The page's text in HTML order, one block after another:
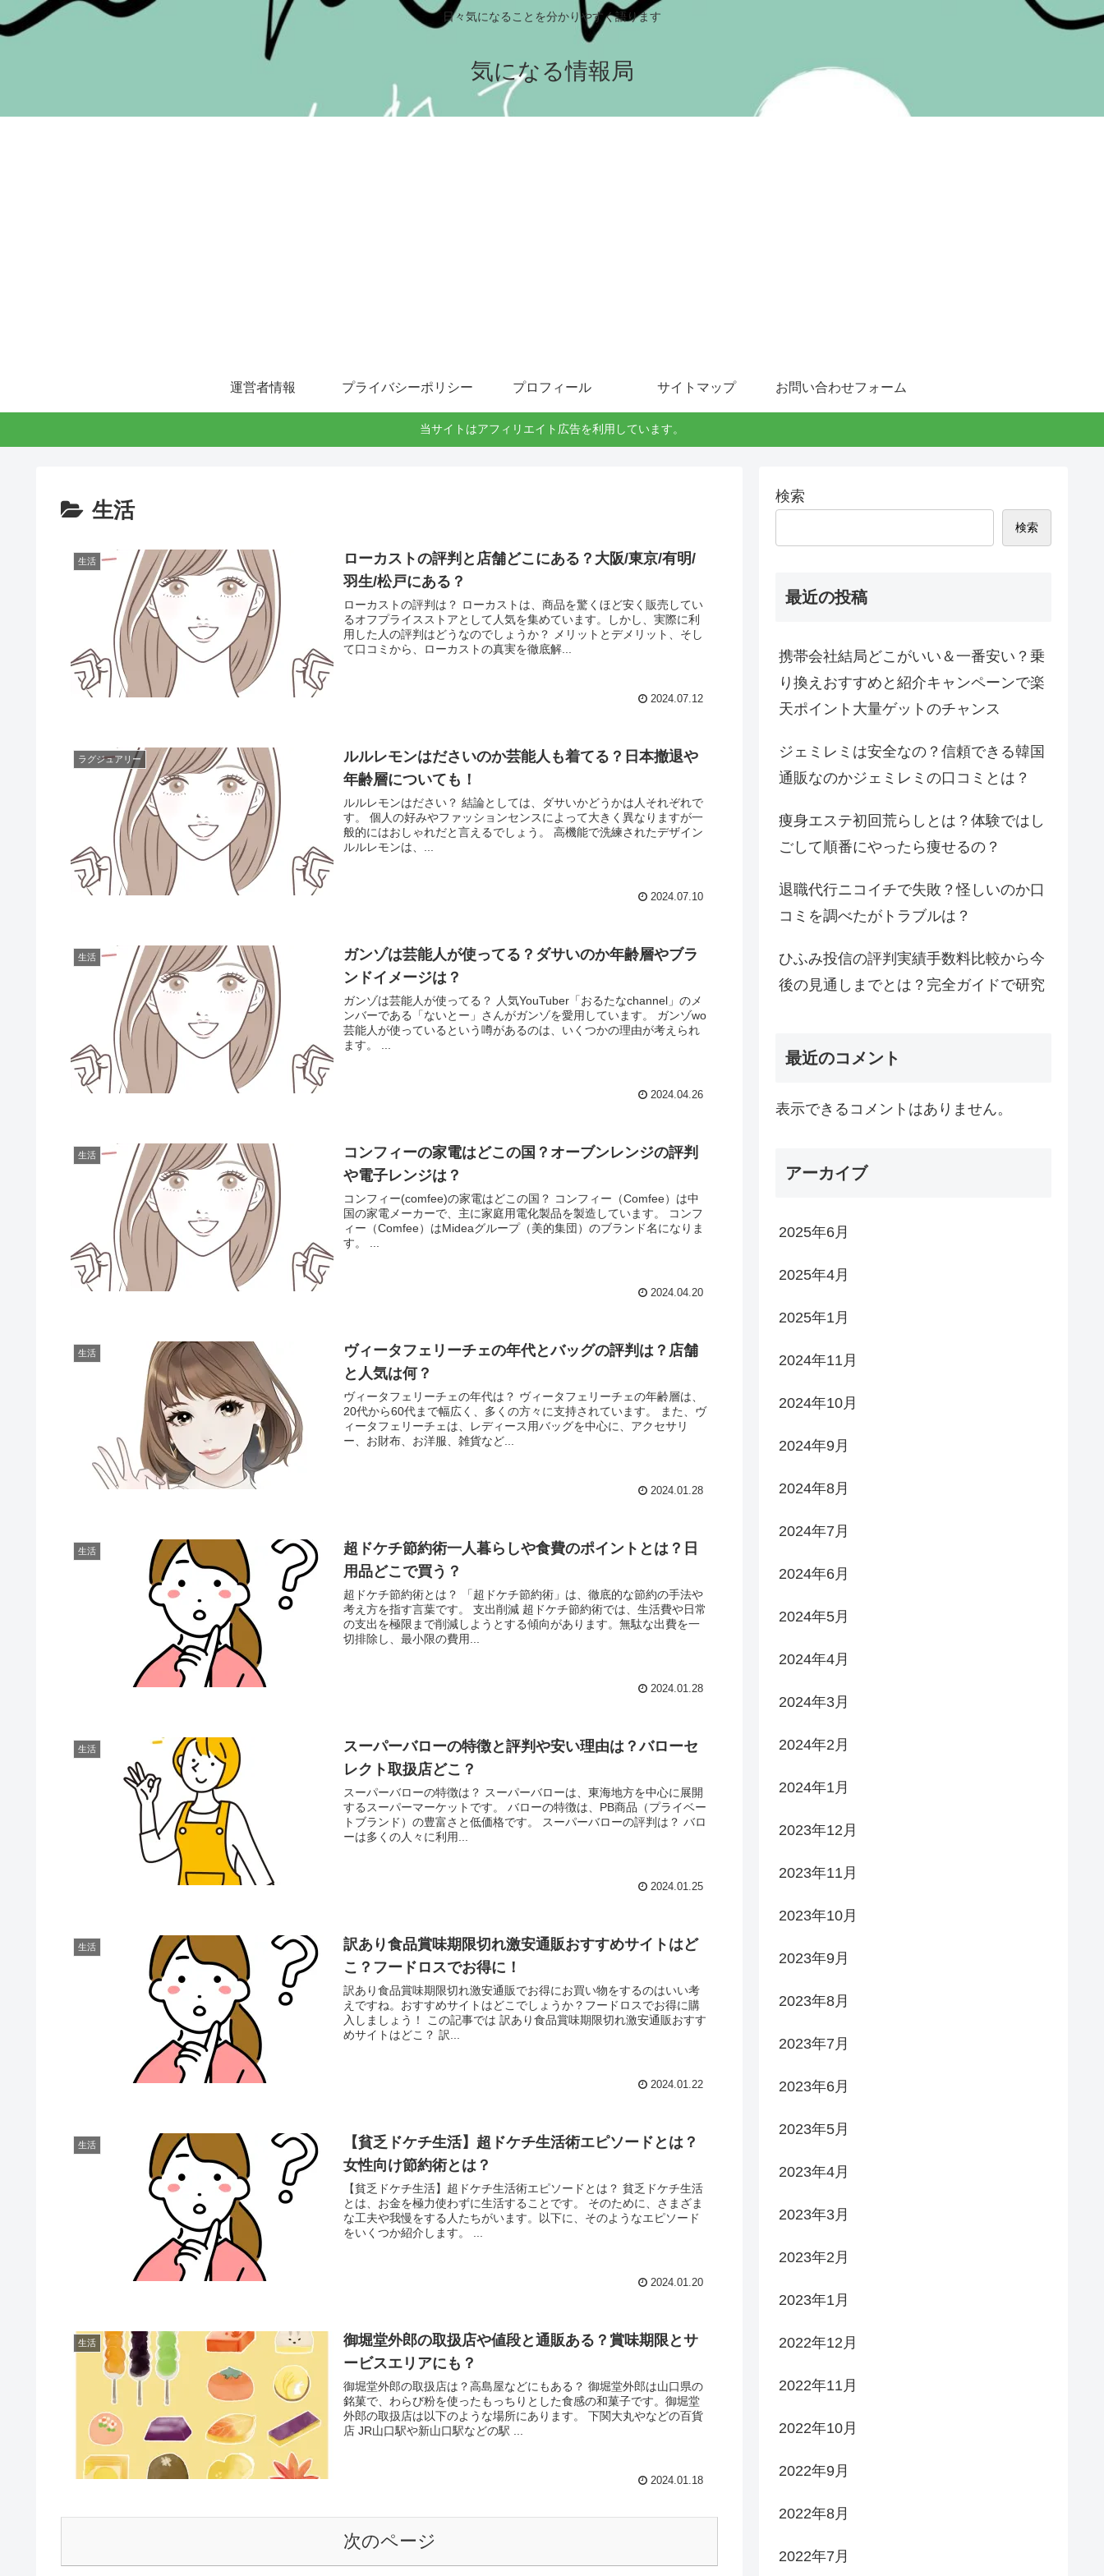
日々気になることを分かりやすく語ります
気になる情報局
運営者情報 プライバシーポリシー プロフィール サイトマップ お問い合わせフォーム
当サイトはアフィリエイト広告を利用しています。
生活
生活
ローカストの評判と店舗どこにある？大阪/東京/有明/
羽生/松戸にある？
ローカストの評判は？ ローカストは、商品を驚くほど安く販売してい
るオフプライスストアとして人気を集めています。しかし、実際に利
用した人の評判はどうなのでしょうか？ メリットとデメリット、そし
て口コミから、ローカストの真実を徹底解...
2024.07.12
ラグジュアリー
ルルレモンはださいのか芸能人も着てる？日本撤退や
年齢層についても！
ルルレモンはださい？ 結論としては、ダサいかどうかは人それぞれで
す。 個人の好みやファッションセンスによって大きく異なりますが一
般的にはおしゃれだと言えるでしょう。 高機能で洗練されたデザイン
ルルレモンは、...
2024.07.10
生活
ガンゾは芸能人が使ってる？ダサいのか年齢層やブラ
ンドイメージは？
ガンゾは芸能人が使ってる？ 人気YouTuber「おるたなchannel」のメ
ンバーである「ないとー」さんがガンゾを愛用しています。 ガンゾwo
芸能人が使っているという噂があるのは、いくつかの理由が考えられ
ます。 ...
2024.04.26
生活
コンフィーの家電はどこの国？オーブンレンジの評判
や電子レンジは？
コンフィー(comfee)の家電はどこの国？ コンフィー（Comfee）は中
国の家電メーカーで、主に家庭用電化製品を製造しています。 コンフ
ィー（Comfee）はMideaグループ（美的集団）のブランド名になりま
す。 ...
2024.04.20
生活
ヴィータフェリーチェの年代とバッグの評判は？店舗
と人気は何？
ヴィータフェリーチェの年代は？ ヴィータフェリーチェの年齢層は、
20代から60代まで幅広く、多くの方々に支持されています。 また、ヴ
ィータフェリーチェは、レディース用バッグを中心に、アクセサリ
ー、お財布、お洋服、雑貨など...
2024.01.28
生活
超ドケチ節約術一人暮らしや食費のポイントとは？日
用品どこで買う？
超ドケチ節約術とは？ 「超ドケチ節約術」は、徹底的な節約の手法や
考え方を指す言葉です。 支出削減 超ドケチ節約術では、生活費や日常
の支出を極限まで削減しようとする傾向があります。無駄な出費を一
切排除し、最小限の費用...
2024.01.28
生活
スーパーバローの特徴と評判や安い理由は？バローセ
レクト取扱店どこ？
スーパーバローの特徴は？ スーパーバローは、東海地方を中心に展開
するスーパーマーケットです。 バローの特徴は、PB商品（プライベー
トブランド）の豊富さと低価格です。 スーパーバローの評判は？ バロ
ーは多くの人々に利用...
2024.01.25
生活
訳あり食品賞味期限切れ激安通販おすすめサイトはど
こ？フードロスでお得に！
訳あり食品賞味期限切れ激安通販でお得にお買い物をするのはいい考
えですね。おすすめサイトはどこでしょうか？フードロスでお得に購
入しましょう！ この記事では 訳あり食品賞味期限切れ激安通販おすす
めサイトはどこ？ 訳...
2024.01.22
生活
【貧乏ドケチ生活】超ドケチ生活術エピソードとは？
女性向け節約術とは？
【貧乏ドケチ生活】超ドケチ生活術エピソードとは？ 貧乏ドケチ生活
とは、お金を極力使わずに生活することです。 そのために、さまざま
な工夫や我慢をする人たちがいます。以下に、そのようなエピソード
をいくつか紹介します。 ...
2024.01.20
生活
御堀堂外郎の取扱店や値段と通販ある？賞味期限とサ
ービスエリアにも？
御堀堂外郎の取扱店は？高島屋などにもある？ 御堀堂外郎は山口県の
銘菓で、わらび粉を使ったもっちりとした食感の和菓子です。御堀堂
外郎の取扱店は以下のような場所にあります。 下関大丸やなどの百貨
店 JR山口駅や新山口駅などの駅 ...
2024.01.18
次のページ
検索
検索
最近の投稿
携帯会社結局どこがいい＆一番安い？乗
り換えおすすめと紹介キャンペーンで楽
天ポイント大量ゲットのチャンス
ジェミレミは安全なの？信頼できる韓国
通販なのかジェミレミの口コミとは？
痩身エステ初回荒らしとは？体験ではし
ごして順番にやったら痩せるの？
退職代行ニコイチで失敗？怪しいのか口
コミを調べたがトラブルは？
ひふみ投信の評判実績手数料比較から今
後の見通しまでとは？完全ガイドで研究
最近のコメント
表示できるコメントはありません。
アーカイブ
2025年6月
2025年4月
2025年1月
2024年11月
2024年10月
2024年9月
2024年8月
2024年7月
2024年6月
2024年5月
2024年4月
2024年3月
2024年2月
2024年1月
2023年12月
2023年11月
2023年10月
2023年9月
2023年8月
2023年7月
2023年6月
2023年5月
2023年4月
2023年3月
2023年2月
2023年1月
2022年12月
2022年11月
2022年10月
2022年9月
2022年8月
2022年7月